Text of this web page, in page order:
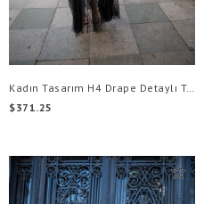
Kadın Tasarım H4 Drape Detaylı Tül Etek
$371.25